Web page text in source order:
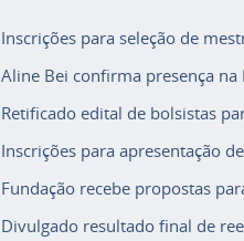
Inscrições para seleção de
Aline Bei confirma presença na
Retificado edital de bolsistas
Inscrições para apresentação
Fundação recebe propostas
Divulgado resultado final de